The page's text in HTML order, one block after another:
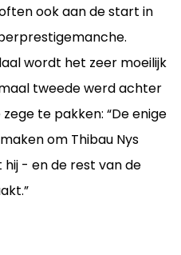
ook aan de start in
wordt het zeer moeilijk
tweede werd achter
te pakken: “De enige
om Thibau Nys
- en de rest van de